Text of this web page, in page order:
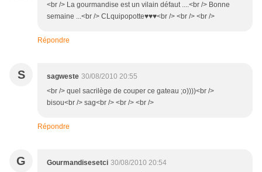
<br /> La gourmandise est un vilain défaut ....<br /> Bonne
semaine ...<br /> CLquipopotte♥♥♥<br /> <br /> <br />
Répondre
S sagweste 30/08/2010 20:55
<br /> quel sacrilège de couper ce gateau ;o))))<br />
bisou<br /> sag<br /> <br /> <br />
Répondre
G Gourmandisesetci 30/08/2010 20:54